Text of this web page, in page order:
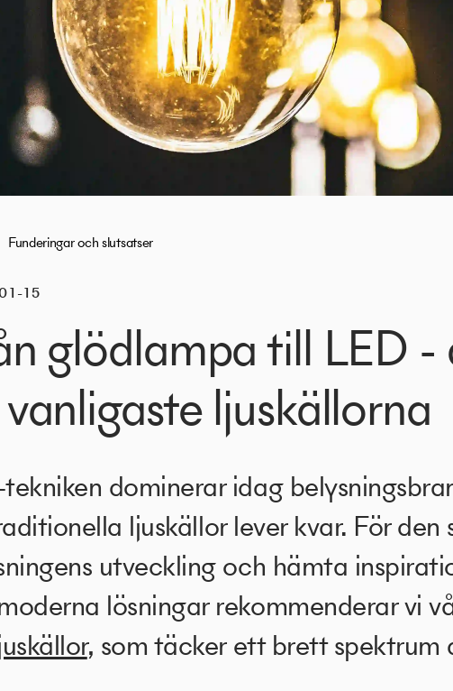
Funderingar och slutsatser
15
glödlampa till LED
ljuskällorna
dominerar idag
ljuskällor lever kvar. För den
utveckling och hämta
lösningar rekommenderar vi
, som täcker ett brett spektrum